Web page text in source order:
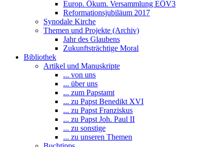
Europ. Ökum. Versammlung EÖV3
Reformationsjubiläum 2017
Synodale Kirche
Themen und Projekte (Archiv)
Jahr des Glaubens
Zukunftsträchtige Moral
Bibliothek
Artikel und Manuskripte
... von uns
... über uns
... zum Papstamt
... zu Papst Benedikt XVI
... zu Papst Franziskus
... zu Papst Joh. Paul II
... zu sonstige
... zu unseren Themen